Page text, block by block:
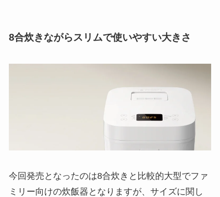
8合炊きながらスリムで使いやすい大きさ
今回発売となったのは8合炊きと比較的大型でファ
ミリー向けの炊飯器となりますが、サイズに関し